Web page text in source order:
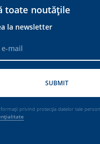
toate noutățile
la newsletter
privind protecția datelor tale